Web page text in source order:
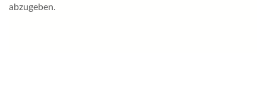
abzugeben.